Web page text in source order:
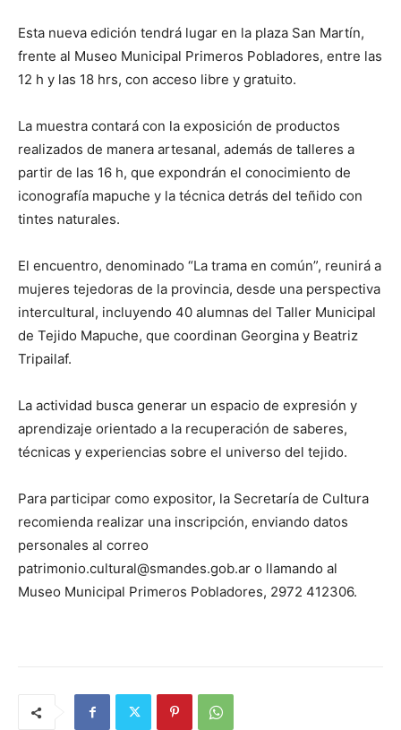
Esta nueva edición tendrá lugar en la plaza San Martín,
frente al Museo Municipal Primeros Pobladores, entre las
12 h y las 18 hrs, con acceso libre y gratuito.
La muestra contará con la exposición de productos
realizados de manera artesanal, además de talleres a
partir de las 16 h, que expondrán el conocimiento de
iconografía mapuche y la técnica detrás del teñido con
tintes naturales.
El encuentro, denominado “La trama en común”, reunirá a
mujeres tejedoras de la provincia, desde una perspectiva
intercultural, incluyendo 40 alumnas del Taller Municipal
de Tejido Mapuche, que coordinan Georgina y Beatriz
Tripailaf.
La actividad busca generar un espacio de expresión y
aprendizaje orientado a la recuperación de saberes,
técnicas y experiencias sobre el universo del tejido.
Para participar como expositor, la Secretaría de Cultura
recomienda realizar una inscripción, enviando datos
personales al correo
patrimonio.cultural@smandes.gob.ar o llamando al
Museo Municipal Primeros Pobladores, 2972 412306.